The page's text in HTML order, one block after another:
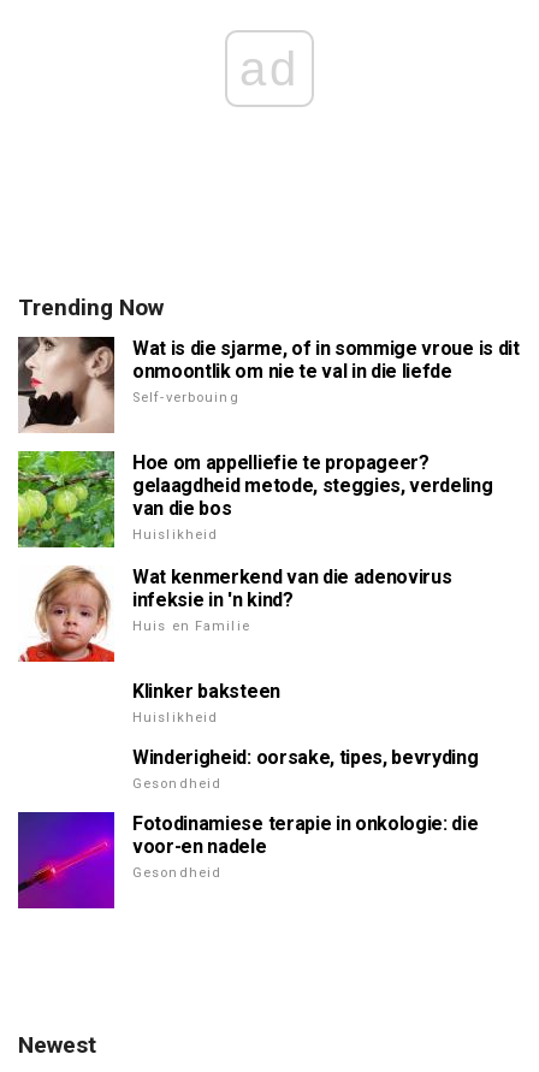
ad
Trending Now
Wat is die sjarme, of in sommige vroue is dit
onmoontlik om nie te val in die liefde
Self-verbouing
Hoe om appelliefie te propageer?
gelaagdheid metode, steggies, verdeling
van die bos
Huislikheid
Wat kenmerkend van die adenovirus
infeksie in 'n kind?
Huis en Familie
Klinker baksteen
Huislikheid
Winderigheid: oorsake, tipes, bevryding
Gesondheid
Fotodinamiese terapie in onkologie: die
voor-en nadele
Gesondheid
Newest